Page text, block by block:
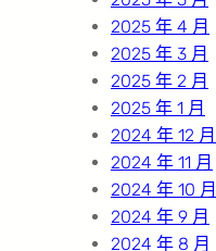
2025 年 4 月
2025 年 3 月
2025 年 2 月
2025 年 1 月
2024 年 12 月
2024 年 11 月
2024 年 10 月
2024 年 9 月
2024 年 8 月